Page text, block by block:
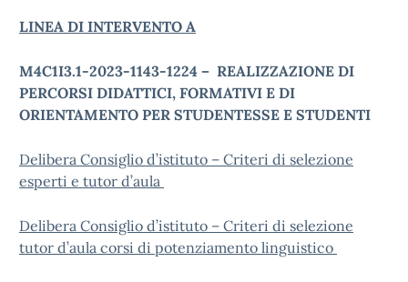
LINEA DI INTERVENTO A
M4C1I3.1-2023-1143-1224 – REALIZZAZIONE DI
PERCORSI DIDATTICI, FORMATIVI E DI
ORIENTAMENTO PER STUDENTESSE E STUDENTI
Delibera Consiglio d’istituto – Criteri di selezione
esperti e tutor d’aula
Delibera Consiglio d’istituto – Criteri di selezione
tutor d’aula corsi di potenziamento linguistico